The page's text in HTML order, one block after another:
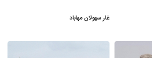
غار سهولان مهاباد